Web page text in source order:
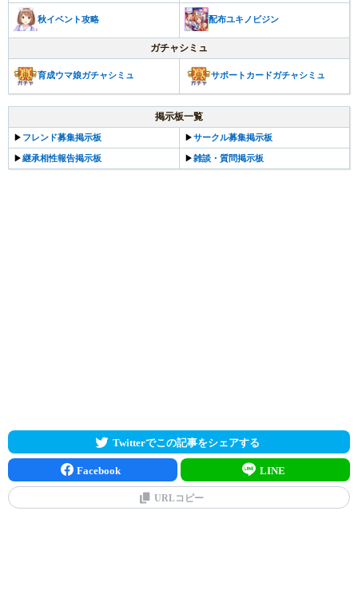
秋イベント攻略 配布ユキノビジン
ガチャシミュ
育成ウマ娘ガチャシミュ サポートカードガチャシミュ
掲示板一覧
▶ フレンド募集掲示板 ▶サークル募集掲示板
▶継承相性報告掲示板 ▶雑談・質問掲示板
Twitterでこの記事をシェアする
Facebook LINE
URLコピー